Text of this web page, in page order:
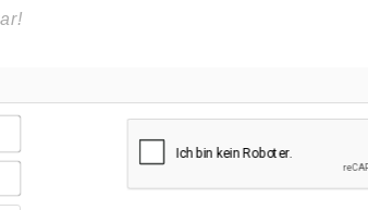
Name*
E-